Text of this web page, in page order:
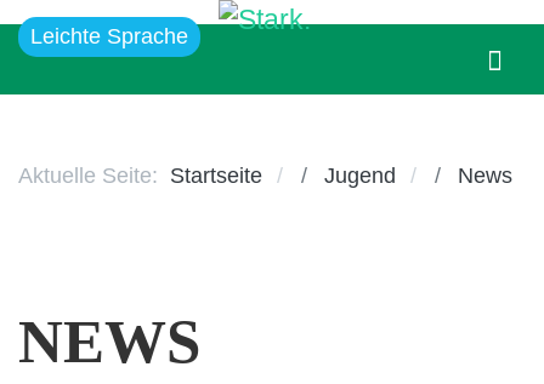
Leichte Sprache
Aktuelle Seite: Startseite Jugend News
NEWS